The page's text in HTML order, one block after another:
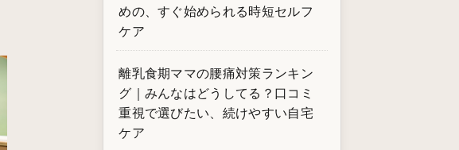
めの、すぐ始められる時短セルフ
ケア
離乳食期ママの腰痛対策ランキン
グ｜みんなはどうしてる？口コミ
重視で選びたい、続けやすい自宅
ケア